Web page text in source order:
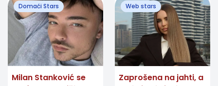
Domaći Stars
Milan Stanković se
Web stars
Zaprošena na jahti, a